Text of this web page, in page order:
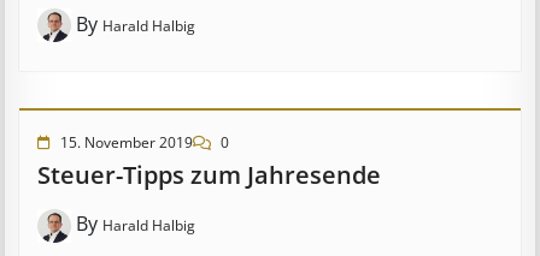
By Harald Halbig
15. November 2019 0
Steuer-Tipps zum Jahresende
By Harald Halbig